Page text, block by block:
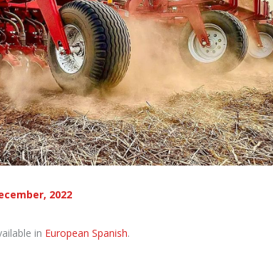
2022
in European Spanish.